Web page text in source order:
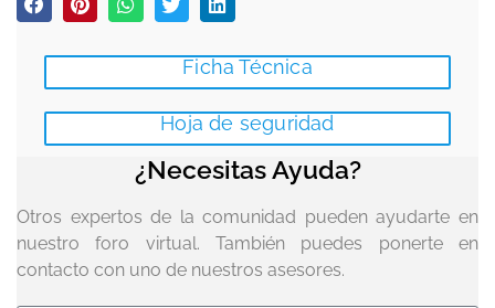
Ficha Técnica
Hoja de seguridad
¿Necesitas Ayuda?
Otros expertos de la comunidad pueden ayudarte en
nuestro foro virtual. También puedes ponerte en
contacto con uno de nuestros asesores.